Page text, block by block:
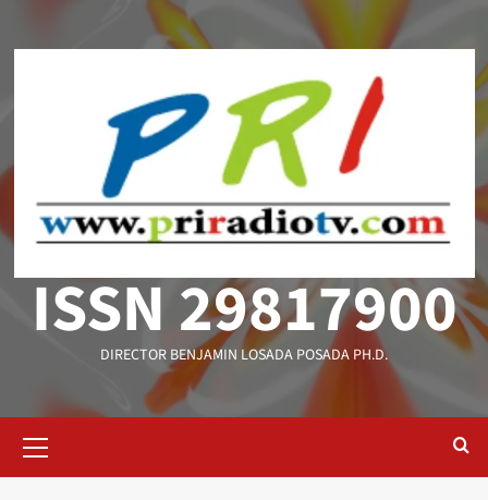
ISSN 29817900
DIRECTOR BENJAMIN LOSADA POSADA PH.D.
primario